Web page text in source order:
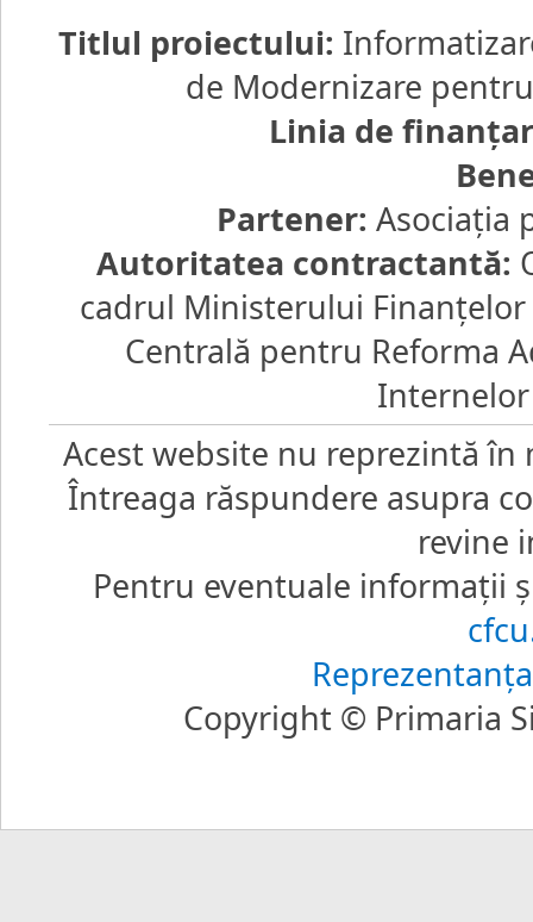
Titlul proiectului:
de Modernizare
Linia de
Partener: Asociaţia
Autoritatea contractantă:
cadrul Ministerului
Centrală pentru Reforma
Acest website nu reprezintă
Întreaga răspundere asupra
revine
Pentru eventuale informaţii
Copyright © Primaria